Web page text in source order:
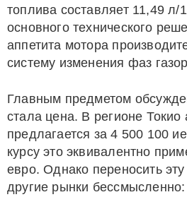
топлива составляет 11,49 л/
основного технического
аппетита мотора
систему изменения фаз
Главным предметом
стала цена. В регионе Токио
предлагается за 4 500 100
курсу это эквивалентно
евро. Однако переносить
другие рынки